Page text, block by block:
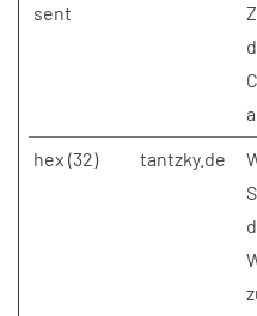
sent
hex (32) tantzky.de